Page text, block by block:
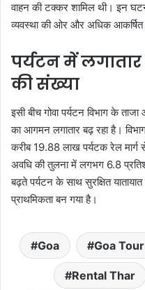
वाहन की टक्कर शामिल थी। इन
व्यवस्था की ओर और अधिक आकर्षित
पर्यटन में लगातार
की संख्या
इसी बीच गोवा पर्यटन विभाग के
का आगमन लगातार बढ़ रहा है।
करीब 19.88 लाख पर्यटक रेल मार्ग
अवधि की तुलना में लगभग 6.8
बढ़ते पर्यटन के साथ सुरक्षित
प्राथमिकता बन गया है।
Goa Goa
Rental Thar